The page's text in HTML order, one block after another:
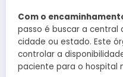
Com o
passo é buscar a central
cidade ou estado. Este
controlar a
paciente para o hospital